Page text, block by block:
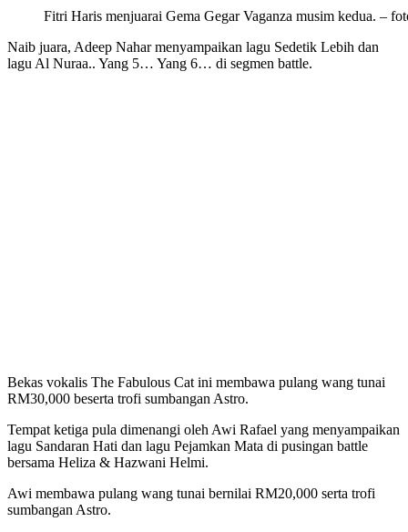
Fitri Haris menjuarai Gema Gegar Vaganza musim kedua. –
Naib juara, Adeep Nahar menyampaikan lagu Sedetik Lebih dan
lagu Al Nuraa.. Yang 5… Yang 6… di segmen battle.
Bekas vokalis The Fabulous Cat ini membawa pulang wang tunai
RM30,000 beserta trofi sumbangan Astro.
Tempat ketiga pula dimenangi oleh Awi Rafael yang menyampaikan
lagu Sandaran Hati dan lagu Pejamkan Mata di pusingan battle
bersama Heliza & Hazwani Helmi.
Awi membawa pulang wang tunai bernilai RM20,000 serta trofi
sumbangan Astro.